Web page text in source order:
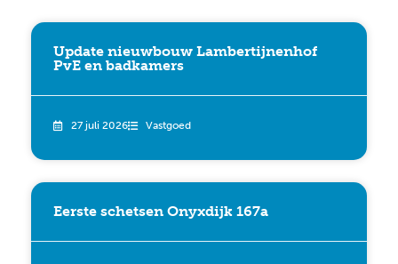
Update nieuwbouw Lambertijnenhof
PvE en badkamers
27 juli 2026 Vastgoed
Eerste schetsen Onyxdijk 167a